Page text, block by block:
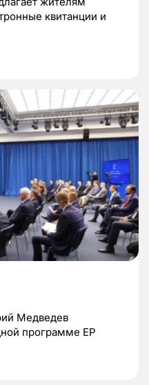
квитанции и
Медведев
программе ЕР